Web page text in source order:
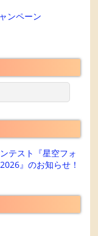
ンペーン
テスト『星空フォ
』のお知らせ！